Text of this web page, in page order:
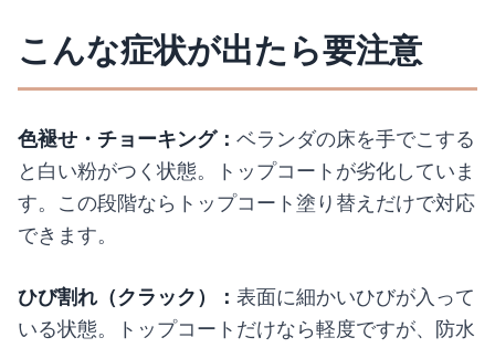
こんな症状が出たら要注意
色褪せ・チョーキング： ベランダの床を手でこする
と白い粉がつく状態。トップコートが劣化していま
す。この段階ならトップコート塗り替えだけで対応
できます。
ひび割れ（クラック）： 表面に細かいひびが入って
いる状態。トップコートだけなら軽度ですが、防水